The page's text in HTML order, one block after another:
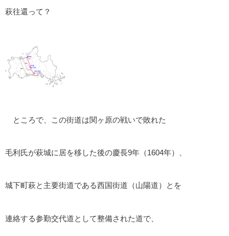
萩往還って？
ところで、この街道は関ヶ原の戦いで敗れた
毛利氏が萩城に居を移した後の慶長9年（1604年）、
城下町萩と主要街道である西国街道（山陽道）とを
連絡する参勤交代道として整備された道で、